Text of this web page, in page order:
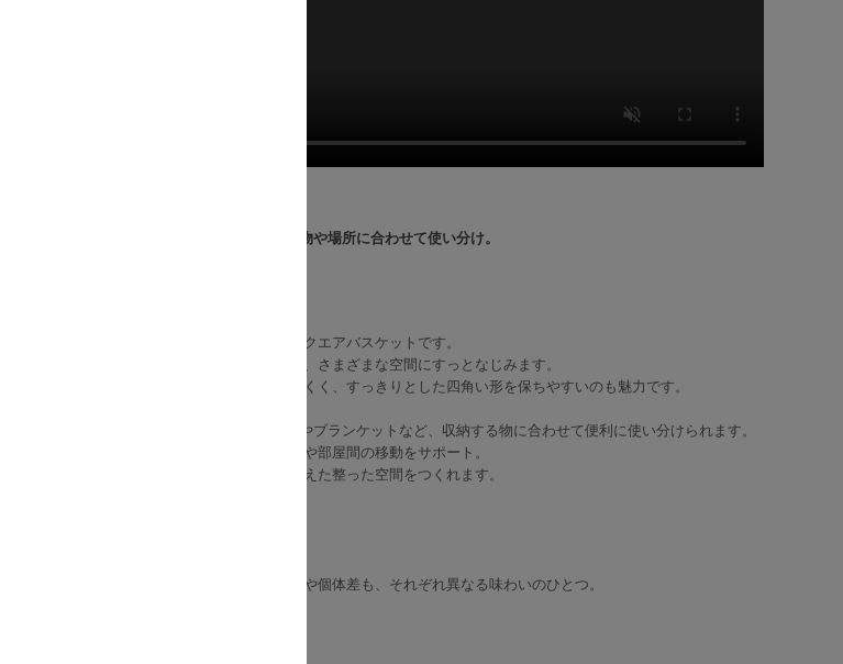
すっきり隠せる。
げたS・M・Lの3サイズセットで、収納する物や場所に合わせて使い分け。
くもりと整った美しさが生まれます。
」タイプとなります。
が一つひとつ丁寧に編み上げた、ふた付きスクエアバスケットです。
、リビングやベッドルーム、子ども部屋など、さまざまな空間にすっとなじみます。
いるため、物をたっぷり入れても型崩れしにくく、すっきりとした四角い形を保ちやすいのも魅力です。
や日用品、Mは雑誌やおもちゃ、Lはタオルやブランケットなど、収納する物に合わせて便利に使い分けられます。
やすく、側面の持ち手穴が棚からの出し入れや部屋間の移動をサポート。
るので、急な来客時にも慌てず、生活感を抑えた整った空間をつくれます。
納できるのもうれしいポイントです。
まれ、見せる収納としても楽しめます。
に使えます。
くれ、編み止め、手作りによるわずかな歪みや個体差も、それぞれ異なる味わいのひとつ。
付けを心地よい習慣に変えてみませんか。